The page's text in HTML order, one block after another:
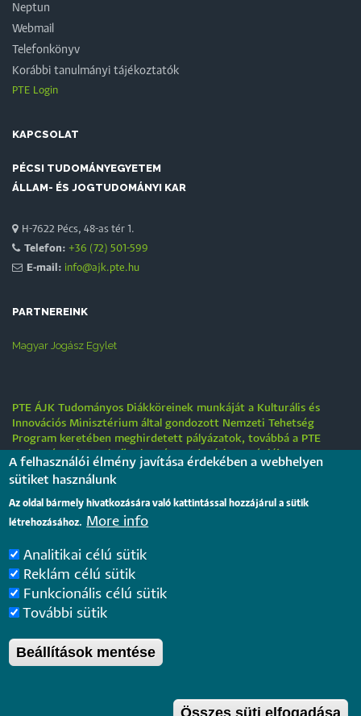
Neptun
Webmail
Telefonkönyv
Korábbi tanulmányi tájékoztatók
PTE Login
KAPCSOLAT
PÉCSI TUDOMÁNYEGYETEM
ÁLLAM- ÉS JOGTUDOMÁNYI KAR
H-7622 Pécs, 48-as tér 1.
Telefon: +36 (72) 501-599
E-mail: info@ajk.pte.hu
PARTNEREINK
Magyar Jogász Egylet
PTE ÁJK Tudományos Diákköreinek munkáját a Kulturális és
Innovációs Minisztérium által gondozott Nemzeti Tehetség
Program keretében meghirdetett pályázatok, továbbá a PTE
„Tehetségre hangolva” tehetséggondozási stratégiája
támogatják.
Tájékoztatás nyári működési rendről
2026. július 31.
Internationale rechtsvergleichende Konferenz für junge
Juristinnen und Juristen in Győr – Bewerbungsfrist: 25.
August 2026
2026. július 28.
és Innovációs Igazgatóság|Portál csoport- 2020.
A felhasználói élmény javítása érdekében a webhelyen
sütiket használunk
Az oldal bármely hivatkozására való kattintással hozzájárul a sütik
létrehozásához. More info
Analitikai célú sütik
Reklám célú sütik
Funkcionális célú sütik
További sütik
Beállítások mentése
Összes süti elfogadása